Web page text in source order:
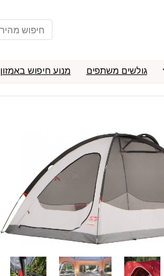
גולשים משתפים מנוע חיפוש באמזון